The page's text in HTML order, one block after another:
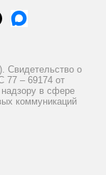
Свидетельство о
– 69174 от
в сфере
коммуникаций